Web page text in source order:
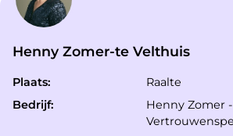
Henny Zomer-te Velthuis
Plaats:
Raalte
Bedrijf:
Henny Zomer -